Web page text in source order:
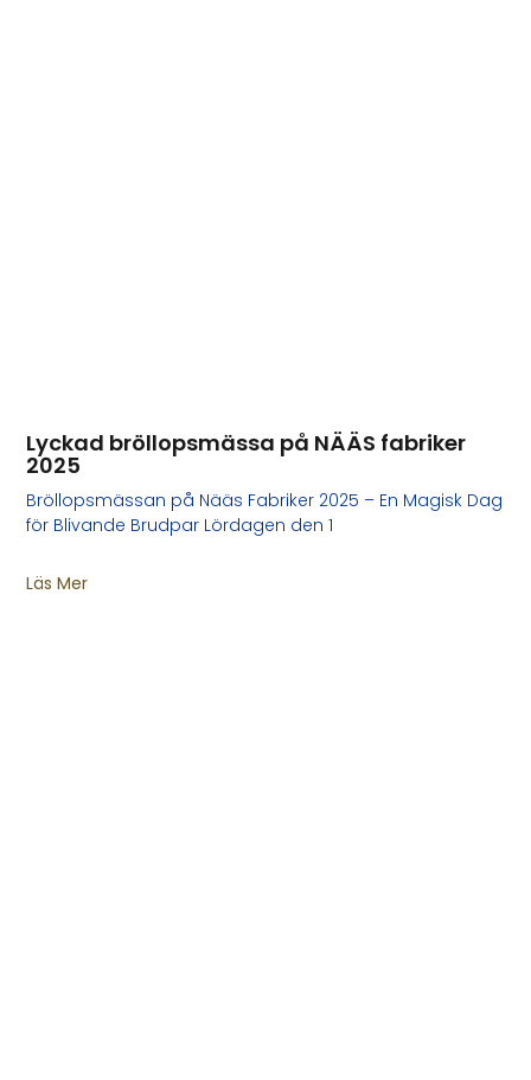
Lyckad bröllopsmässa på NÄÄS fabriker
2025
Bröllopsmässan på Nääs Fabriker 2025 – En Magisk Dag
för Blivande Brudpar Lördagen den 1
Läs Mer